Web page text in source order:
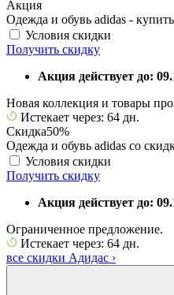
Акция
Одежда и обувь adidas -
Условия скидки
Получить скидку
Акция действует до:
Новая коллекция и товары
Истекает через: 64 дн.
Скидка50%
Одежда и обувь adidas со
Условия скидки
Получить скидку
Акция действует до:
Ограниченное предложение.
Истекает через: 64 дн.
все скидки Адидас ›